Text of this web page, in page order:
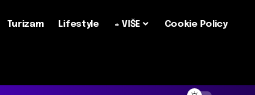
Turizam Lifestyle + VIŠE Cookie Policy